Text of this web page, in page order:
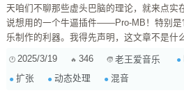
天咱们不聊那些虚头巴脑的理论，就来点实
说想用的一个牛逼插件——Pro-MB！特别是
乐制作的利器。我得先声明，这文章不是什
用Pro-MB的心得体会，希望能帮到你们。
一、Pro-MB：不止是多频段压缩 先简单回顾一下，Pro-MB是什么。简单来
说，它就是一个多频段的动态处理器，但功
2025/3/19 346 老王爱音乐
扩张
动态处理 混音